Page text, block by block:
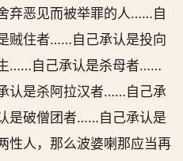
弃恶见而被举罪的人……自
贼住者……自己承认是投向
……自己承认是杀母者……
认是杀阿拉汉者……自己承
是破僧团者……自己承认是
人，那么波婆喇那应当再